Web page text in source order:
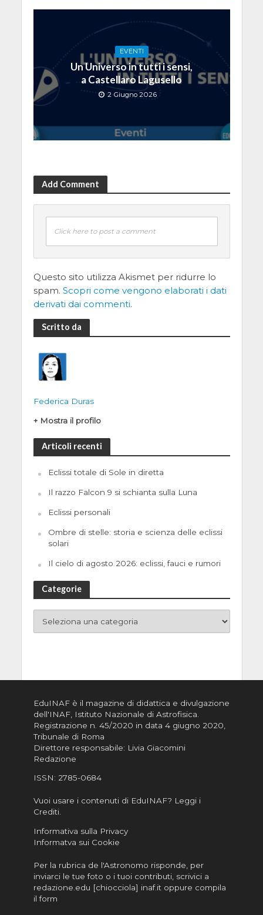
EVENTI
Un Universo in tutti i sensi,
a Castellaro Lagusello
2 Giugno 2026
Add Comment
Click here to post a comment
Questo sito utilizza Akismet per ridurre lo
spam. Scopri come vengono elaborati i dati
derivati dai commenti.
Scritto da
Federica Duras
+ Mostra il profilo
Articoli recenti
Eclissi totale di Sole in diretta
Il razzo Falcon 9 si schianta sulla Luna
Eclissi personali
Ombre di stelle: storia e scienza delle eclissi
solari
Il cielo di agosto 2026: eclissi, fauci e rumori
Categorie
EduINAF è il magazine di didattica e divulgazione
dell'INAF, Istituto Nazionale di Astrofisica
Registrazione n. 45/2020 in data 4 giugno 2020,
Tribunale di Roma
Direttore responsabile: Livia Giacomini
Redazione
ISSN: 2785-0684
Vuoi usare i contenuti di EduINAF? Leggi i
Crediti.
Informativa sulla Privacy
Informatva sui Cookie
Per la rubrica de l'Astronomo risponde, per
inviarci le tue foto o i tuoi contributi, scrivici a
redazione.edu [chiocciola] inaf.it oppure compila
il form